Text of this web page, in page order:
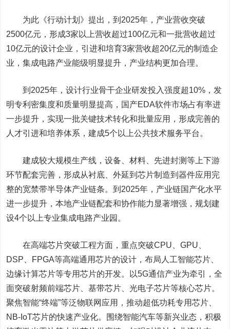
为此《行动计划》提出，到2025年，产业营收突破
2500亿元，形成3家以上营收超过100亿元和一批营收超过
10亿元的设计企业，引进和培育3家营收超20亿元的制造企
业，集成电路产业能级明显提升，产业结构更加合理。
到2025年，设计行业骨干企业研发投入强度超10%，发
明专利密集度和质量明显提高，国产EDA软件市场占有率进
一步提升，实现一批关键技术转化和批量应用，形成完善的
人才引进和培养体系，建成5个以上公共技术服务平台。
建成较大规模生产线，设备、材料、先进封测等上下游
环节配套完善，形成从衬底、外延到芯片制造到器件应用完
整的宽禁带半导体产业链条。到2025年，产业链国产化水平
进一步提升，本地产业链配套和协作能力显著增强，规划建
设4个以上专业集成电路产业园。
在高端芯片突破工程方面，重点突破CPU、GPU、
DSP、FPGA等高端通用芯片的设计，布局人工智能芯片、
边缘计算芯片等专用芯片的开发。以5G通信产业为牵引，全
面突破射频前端芯片、基带芯片、光电子芯片等核心芯片。
聚焦智能“终端”等泛物联网应用，推动超低功耗专用芯片、
NB-IoT芯片的快速产业化。围绕智能汽车等新兴业态，积极